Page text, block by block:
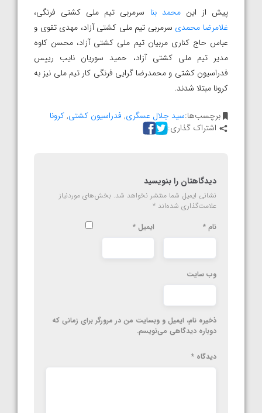
پیش از اینمحمد بنا سرمربی تیم ملی کشتی فرنگی،
غلامرضا محمدی سرمربی تیم ملی کشتی آزاد، مهدی تقوی و
عباس حاج کناری مربیان تیم ملی کشتی آزاد، محسن کاوه
مدیر تیم ملی کشتی آزاد، حمید سوریان نایب رییس
فدراسیون کشتی و محمدرضا گرایی فرنگی کار تیم ملی نیز به
کرونا مبتلا شدند.
برچسب‌ها:سید جلال عسگری, فدراسیون کشتی,کرونا
اشتراک گذاری:
دیدگاهتان را بنویسید
نشانی ایمیل شما منتشر نخواهد شد. بخش‌های موردنیاز
علامت‌گذاری شده‌اند *
نام * ایمیل *
وب‌ سایت
ذخیره نام، ایمیل و وبسایت من در مرورگر برای زمانی که
دوباره دیدگاهی می‌نویسم.
دیدگاه *